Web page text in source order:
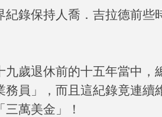
錄保持人喬．吉拉德前些
歲退休前的十五年當中，
員」，而且這紀錄竟連續
萬美金」！